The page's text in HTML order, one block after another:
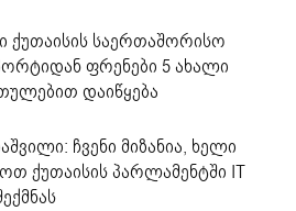
ქუთაისის საერთაშორისო
ფრენები 5 ახალი
დაიწყება
ჩვენი მიზანია, ხელი
ქუთაისის პარლამენტში IT